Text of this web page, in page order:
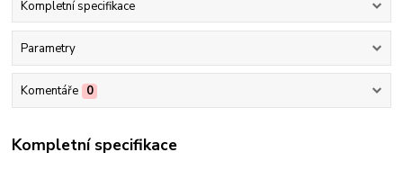
Kompletní specifikace
Parametry
Komentáře 0
Kompletní specifikace